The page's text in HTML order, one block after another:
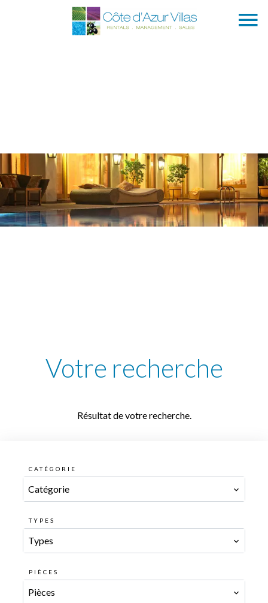
Votre recherche
Résultat de votre recherche.
CATÉGORIE
Catégorie
TYPES
Types
PIÈCES
Pièces